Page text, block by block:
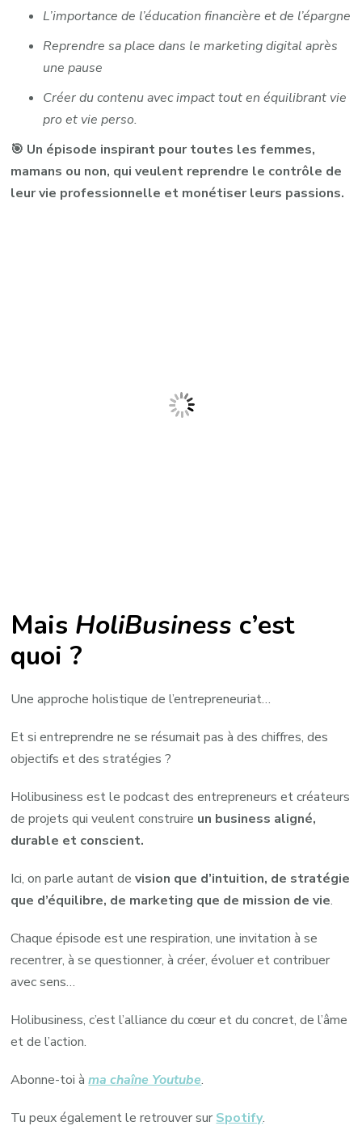
L’importance de l’éducation financière et de l’épargne
Reprendre sa place dans le marketing digital après
une pause
Créer du contenu avec impact tout en équilibrant vie
pro et vie perso.
🎯 Un épisode inspirant pour toutes les femmes,
mamans ou non, qui veulent reprendre le contrôle de
leur vie professionnelle et monétiser leurs passions.
Mais HoliBusiness c’est
quoi ?
Une approche holistique de l’entrepreneuriat…
Et si entreprendre ne se résumait pas à des chiffres, des
objectifs et des stratégies ?
Holibusiness est le podcast des entrepreneurs et créateurs
de projets qui veulent construire un business aligné,
durable et conscient.
Ici, on parle autant devision que d’intuition, de stratégie
que d’équilibre, de marketing que de mission de vie.
Chaque épisode est une respiration, une invitation à se
recentrer, à se questionner, à créer, évoluer et contribuer
avec sens…
Holibusiness, c’est l’alliance du cœur et du concret, de l’âme
et de l’action.
Abonne-toi àma chaîne Youtube.
Tu peux également le retrouver sur Spotify.